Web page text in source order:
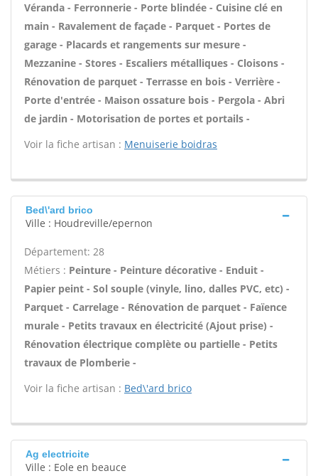
Véranda - Ferronnerie - Porte blindée - Cuisine clé en
main - Ravalement de façade - Parquet - Portes de
garage - Placards et rangements sur mesure -
Mezzanine - Stores - Escaliers métalliques - Cloisons -
Rénovation de parquet - Terrasse en bois - Verrière -
Porte d'entrée - Maison ossature bois - Pergola - Abri
de jardin - Motorisation de portes et portails -
Voir la fiche artisan : Menuiserie boidras
Bed\'ard brico
Ville : Houdreville/epernon
Département: 28
Métiers : Peinture - Peinture décorative - Enduit -
Papier peint - Sol souple (vinyle, lino, dalles PVC, etc) -
Parquet - Carrelage - Rénovation de parquet - Faïence
murale - Petits travaux en électricité (Ajout prise) -
Rénovation électrique complète ou partielle - Petits
travaux de Plomberie -
Voir la fiche artisan : Bed\'ard brico
Ag electricite
Ville : Eole en beauce